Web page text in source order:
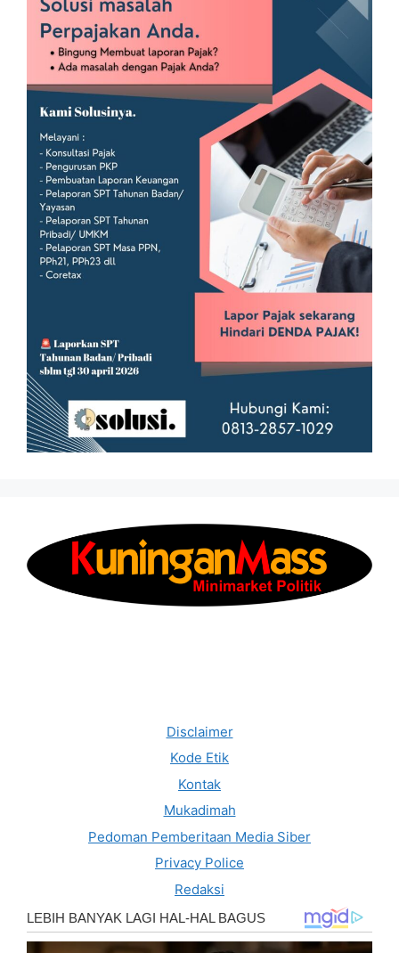
Disclaimer
Kode Etik
Kontak
Mukadimah
Pedoman Pemberitaan Media Siber
Privacy Police
Redaksi